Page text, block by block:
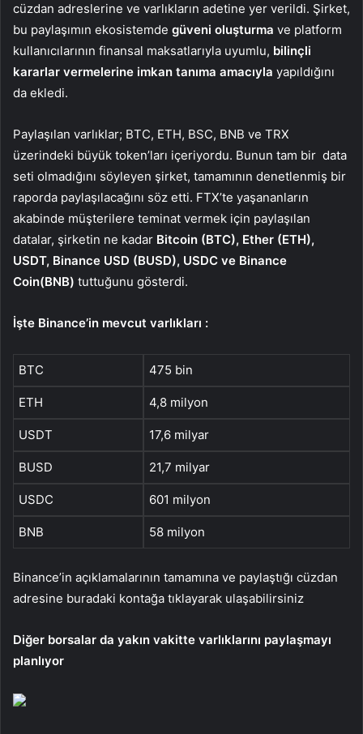
cüzdan adreslerine ve varlıkların adetine yer verildi. Şirket,
bu paylaşımın ekosistemde güveni oluşturma ve platform
kullanıcılarının finansal maksatlarıyla uyumlu, bilinçli
kararlar vermelerine imkan tanıma amacıyla yapıldığını
da ekledi.
Paylaşılan varlıklar; BTC, ETH, BSC, BNB ve TRX
üzerindeki büyük token’ları içeriyordu. Bunun tam bir data
seti olmadığını söyleyen şirket, tamamının denetlenmiş bir
raporda paylaşılacağını söz etti. FTX’te yaşananların
akabinde müşterilere teminat vermek için paylaşılan
datalar, şirketin ne kadar Bitcoin (BTC), Ether (ETH),
USDT, Binance USD (BUSD), USDC ve Binance
Coin(BNB) tuttuğunu gösterdi.
İşte Binance’in mevcut varlıkları :
BTC 475 bin
ETH 4,8 milyon
USDT 17,6 milyar
BUSD 21,7 milyar
USDC 601 milyon
BNB 58 milyon
Binance’in açıklamalarının tamamına ve paylaştığı cüzdan
adresine buradaki kontağa tıklayarak ulaşabilirsiniz
Diğer borsalar da yakın vakitte varlıklarını paylaşmayı
planlıyor